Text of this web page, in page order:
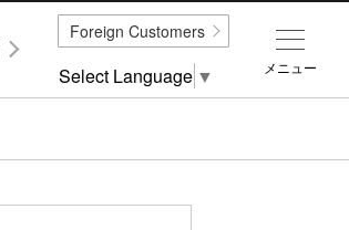
メニュー
Foreign Customers
Select Language ▼